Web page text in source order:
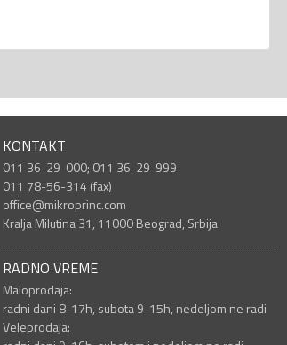
KONTAKT
011 36-29-000; 011 36-29-999
011 78-56-314 (fax)
office@mikroprinc.com
Kralja Milutina 31, 11000 Beograd, Srbija
RADNO VREME
Maloprodaja:
radni dani 8-17h, subota 9-15h, nedeljom ne radi
Veleprodaja: